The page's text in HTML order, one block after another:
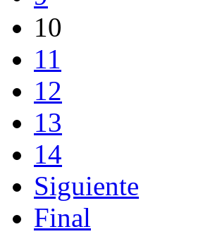
10
11
12
13
14
Siguiente
Final